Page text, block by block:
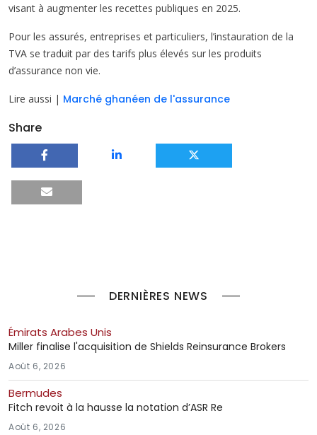
visant à augmenter les recettes publiques en 2025.
Pour les assurés, entreprises et particuliers, l’instauration de la
TVA se traduit par des tarifs plus élevés sur les produits
d’assurance non vie.
Lire aussi | Marché ghanéen de l'assurance
Share
DERNIÈRES NEWS
Émirats Arabes Unis
Miller finalise l'acquisition de Shields Reinsurance Brokers
Août 6, 2026
Bermudes
Fitch revoit à la hausse la notation d’ASR Re
Août 6, 2026